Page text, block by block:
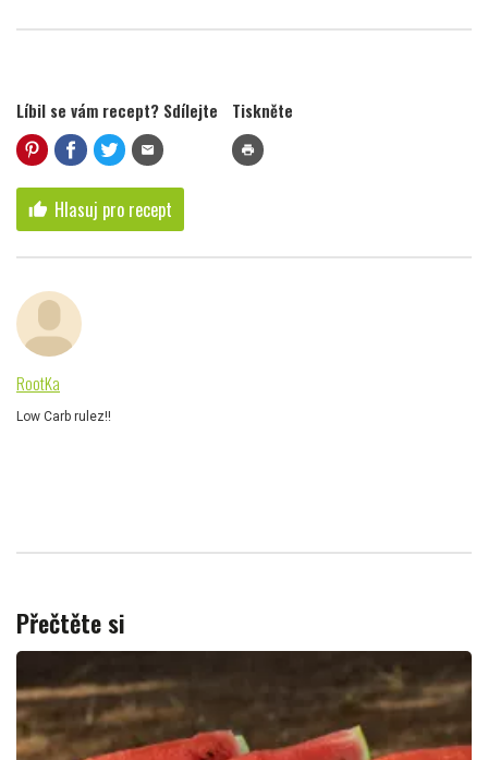
Líbil se vám recept? Sdílejte
mail
Tiskněte
print
thumb_up Hlasuj pro recept
RootKa
Low Carb rulez!!
Přečtěte si